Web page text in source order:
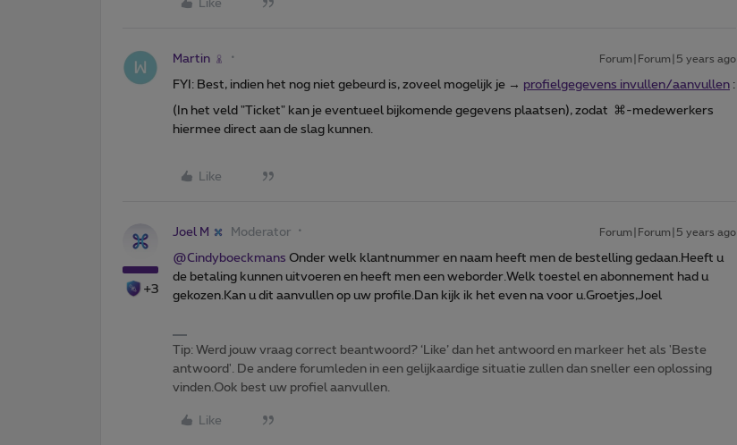
Like
Martin Forum|Forum|5 years ago
FYI: Best, indien het nog niet gebeurd is, zoveel mogelijk je → profielgegevens invullen/aanvullen :
(In het veld "Ticket" kan je eventueel bijkomende gegevens plaatsen), zodat ⌘-medewerkers
hiermee direct aan de slag kunnen.
Like
+3
Joel M Moderator Forum|Forum|5 years ago
@Cindyboeckmans Onder welk klantnummer en naam heeft men de bestelling gedaan.Heeft u
de betaling kunnen uitvoeren en heeft men een weborder.Welk toestel en abonnement had u
gekozen.Kan u dit aanvullen op uw profile.Dan kijk ik het even na voor u.Groetjes,Joel
Tip: Werd jouw vraag correct beantwoord? ‘Like’ dan het antwoord en markeer het als 'Beste
antwoord'. De andere forumleden in een gelijkaardige situatie zullen dan sneller een oplossing
vinden.Ook best uw profiel aanvullen.
Like